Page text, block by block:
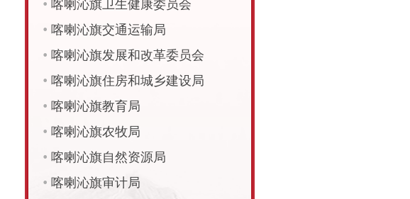
• 喀喇沁旗卫生健康委员会
• 喀喇沁旗交通运输局
• 喀喇沁旗发展和改革委员会
• 喀喇沁旗住房和城乡建设局
• 喀喇沁旗教育局
• 喀喇沁旗农牧局
• 喀喇沁旗自然资源局
• 喀喇沁旗审计局